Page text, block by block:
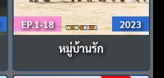
EP.1-18 2023
หมู่บ้านรัก